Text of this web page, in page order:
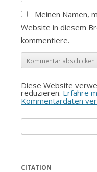
Meinen Namen,
Website in diesem
kommentiere.
Diese Website
reduzieren. Erfahre
Kommentardaten
nach:
CITATION